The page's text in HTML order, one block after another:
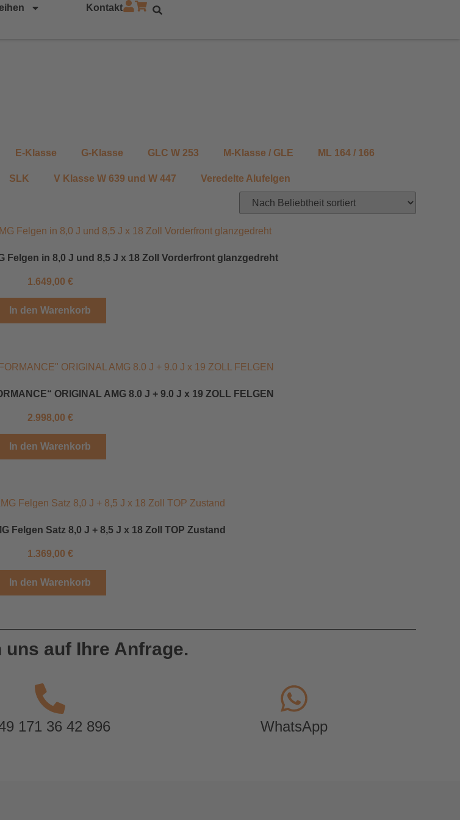
Kontakt
E-Klasse G-Klasse GLC W 253 M-Klasse / GLE ML 164 / 166
SLK V Klasse W 639 und W 447
Veredelte Alufelgen
Felgen in 8,0 J und 8,5 J x 18 Zoll Vorderfront glanzgedreht
1.649,00 €
In den Warenkorb
ORIGINAL AMG 8.0 J + 9.0 J x 19 ZOLL FELGEN
2.998,00 €
In den Warenkorb
Felgen Satz 8,0 J + 8,5 J x 18 Zoll TOP Zustand
1.369,00 €
In den Warenkorb
uns auf Ihre Anfrage.
171 36 42 896 WhatsApp